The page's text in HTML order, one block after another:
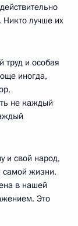
Никто лучше их
труд и особая
иногда,
не каждый
и свой народ,
самой жизни.
в нашей
Это